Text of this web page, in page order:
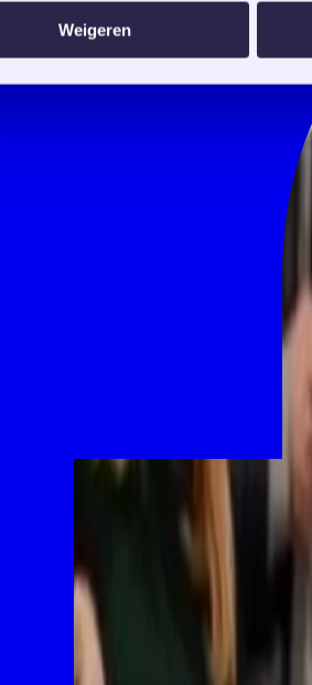
Weigeren